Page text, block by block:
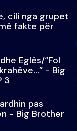
cili nga grupet
fakte për
Eglës/“Fol
- Big
3
pas
- Big Brother